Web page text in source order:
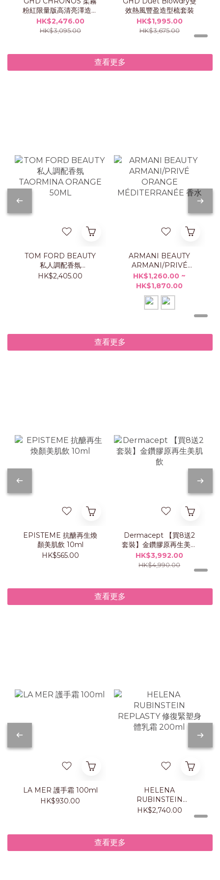
粉紅限量版高清亮澤造型
夾
HK$2,476.00
HK$3,095.00
效熱風豐盈造型梳套裝
HK$1,995.00
HK$3,675.00
查看更多
TOM FORD BEAUTY
私人調配香氛
TAORMINA ORANGE
HK$2,405.00
ARMANI BEAUTY
ARMANI/PRIVÉ
ORANGE
MÉDITERRANÉE 香水
HK$1,260.00 ~
HK$1,870.00
查看更多
EPISTEME 抗醣再生煥
顏美肌飲 10ml
HK$565.00
Dermacept 【買8送2
套裝】金鑽膠原再生美肌
飲
HK$3,992.00
HK$4,990.00
查看更多
LA MER 護手霜 100ml
HK$930.00
HELENA
RUBINSTEIN
REPLASTY 修復緊塑身
HK$2,740.00
查看更多